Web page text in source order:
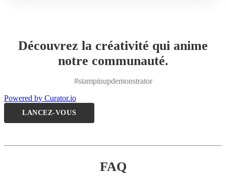
Découvrez la créativité qui anime
notre communauté.
#stampinupdemonstrator
Powered by Curator.io
LANCEZ-VOUS
FAQ